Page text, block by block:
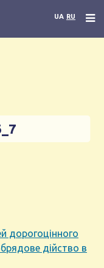
UA RU
дорогоцінного
дійство в